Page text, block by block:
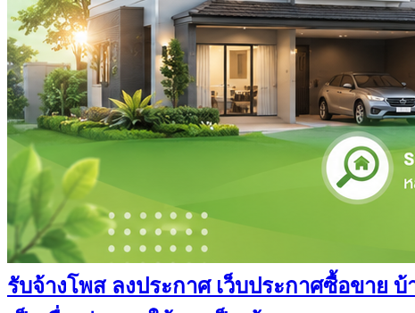
รับจ้างโพส ลงประกาศ เว็บประกาศซื้อขาย